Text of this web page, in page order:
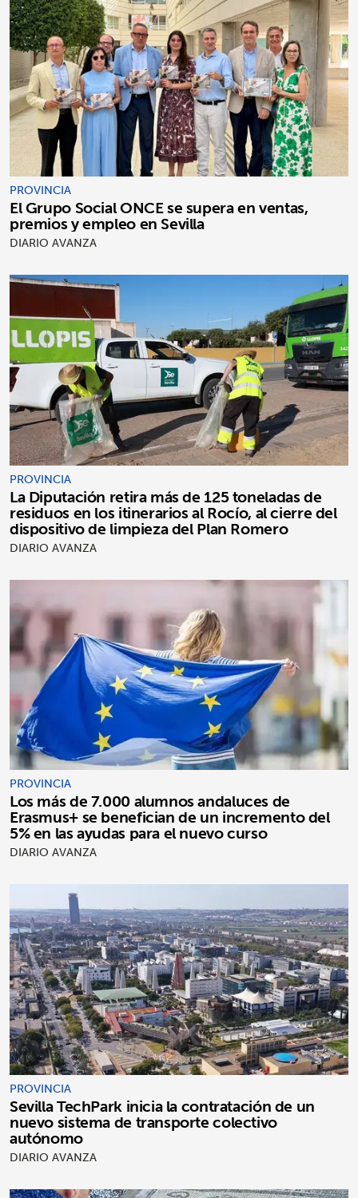
PROVINCIA
El Grupo Social ONCE se supera en ventas,
premios y empleo en Sevilla
DIARIO AVANZA
PROVINCIA
La Diputación retira más de 125 toneladas de
residuos en los itinerarios al Rocío, al cierre del
dispositivo de limpieza del Plan Romero
DIARIO AVANZA
PROVINCIA
Los más de 7.000 alumnos andaluces de
Erasmus+ se benefician de un incremento del
5% en las ayudas para el nuevo curso
DIARIO AVANZA
PROVINCIA
Sevilla TechPark inicia la contratación de un
nuevo sistema de transporte colectivo
autónomo
DIARIO AVANZA